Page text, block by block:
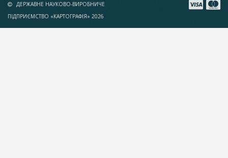
ДЕРЖАВНЕ НАУКОВО-ВИРОБНИЧЕ
ПІДПРИЄМСТВО «КАРТОГРАФІЯ» 2026